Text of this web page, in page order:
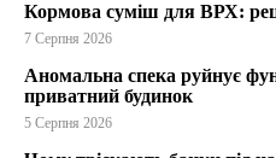
Кормова суміш для ВРХ:
7 Серпня 2026
Аномальна спека руйнує
приватний будинок
5 Серпня 2026